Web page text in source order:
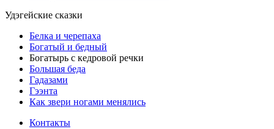
Удэгейские сказки
Белка и черепаха
Богатый и бедный
Богатырь с кедровой речки
Большая беда
Гадазами
Гээнта
Как звери ногами менялись
Контакты